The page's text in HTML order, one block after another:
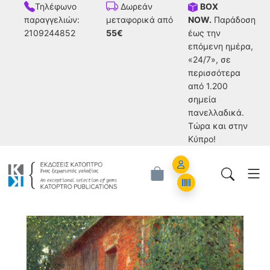
Τηλέφωνο
παραγγελιών:
2109244852
Δωρεάν
μεταφορικά από
55€
BOX
NOW. Παράδοση
έως την
επόμενη ημέρα,
«24/7», σε
περισσότερα
από 1.200
σημεία
πανελλαδικά.
Tώρα και στην
Κύπρο!
Account
Orders